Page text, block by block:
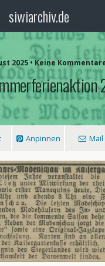
siwiarchiv.de
2025 • Keine
Anpinnen Mail